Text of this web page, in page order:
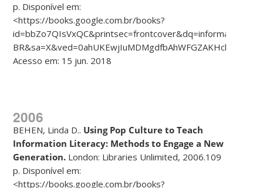
p. Disponível em:
<https://books.google.com.br/books?
Acesso em: 15 jun. 2018
2006
BEHEN, Linda D.. Using Pop Culture to Teach
Information Literacy: Methods to Engage a New
Generation. London: Libraries Unlimited, 2006.109
p. Disponível em:
<https://books.google.com.br/books?